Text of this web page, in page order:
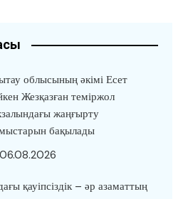
облысының әкімі Есет
Жезқазған теміржол
жаңғырту
бақылады
06.08.2026
қауіпсіздік – әр азаматтың